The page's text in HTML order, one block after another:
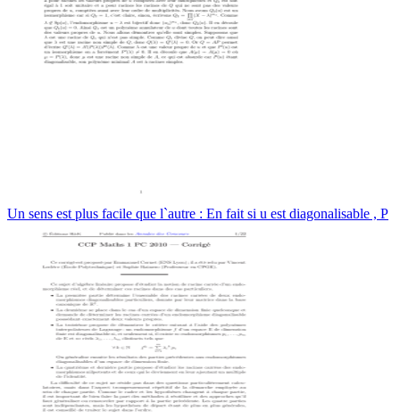
Un sens est plus facile que l`autre : En fait si u est diagonalisable , P